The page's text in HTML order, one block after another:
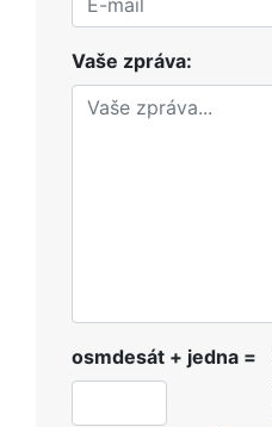
Vaše zpráva:
osmdesát + jedna =